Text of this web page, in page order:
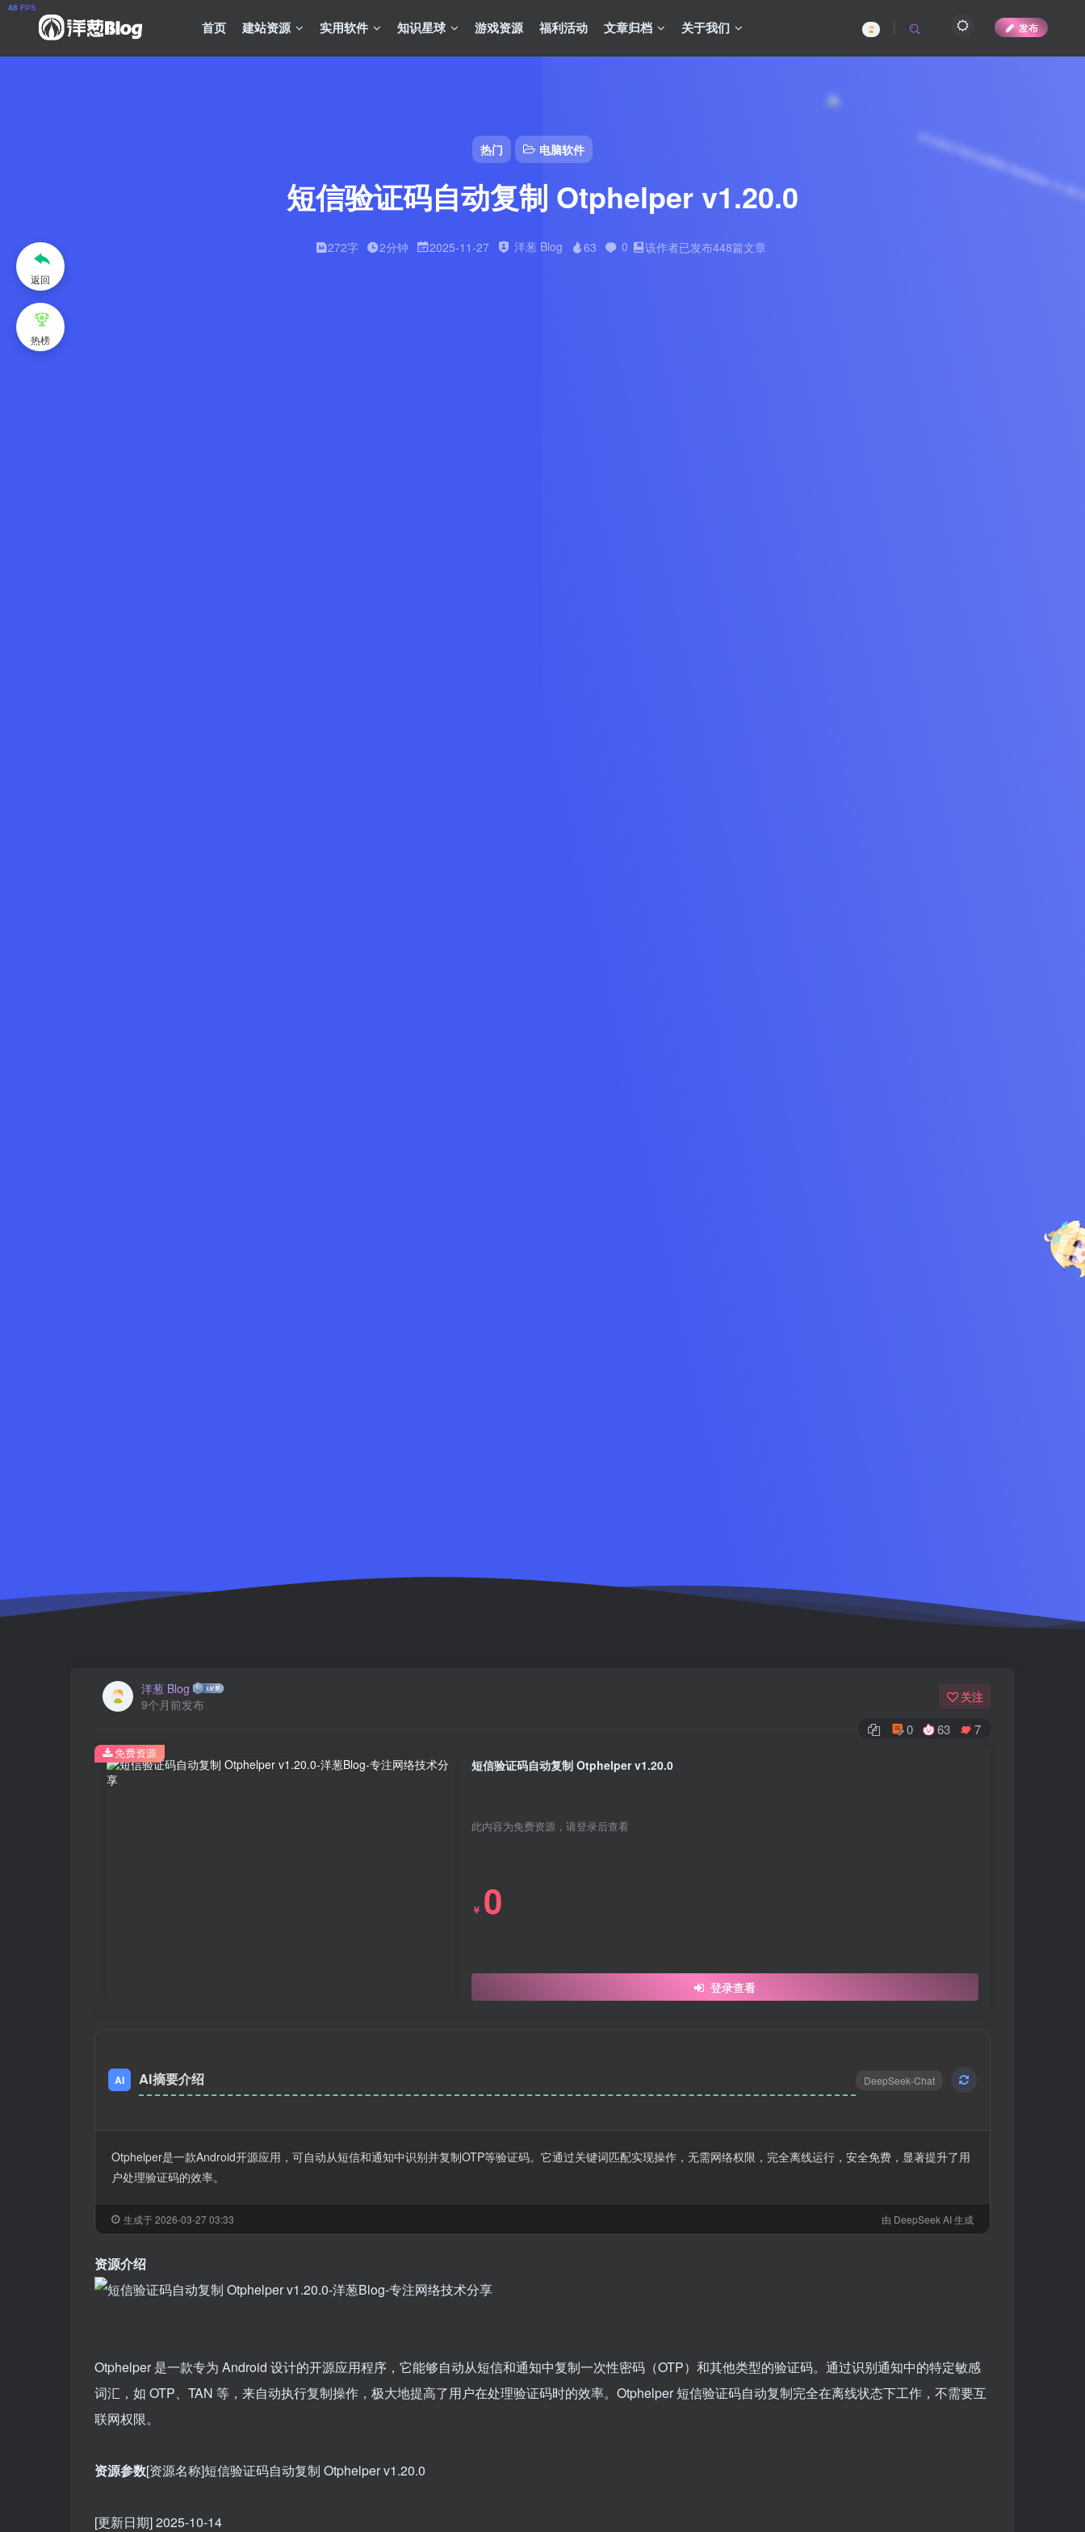
热门 电脑软件
短信验证码自动复制 Otphelper v1.20.0
272字 2分钟 2025-11-27 洋葱 Blog 63 0 该作者已发布448篇文章
首页 建站资源 实用软件 知识星球 游戏资源 福利活动 文章归档 关于我们 发布
洋葱 Blog
9个月前发布
关注
0 63 7
短信验证码自动复制 Otphelper v1.20.0
此内容为免费资源，请登录后查看
￥ 0
登录查看
免费资源
AI AI摘要介绍 DeepSeek-Chat
Otphelper是一款Android开源应用，可自动从短信和通知中识别并复制OTP等验证码。它通过关键词匹配实现操作，无需网络权限，完全离线运行，安全免费，显著提升了用
户处理验证码的效率。
生成于 2026-03-27 03:33 由 DeepSeek AI 生成
资源介绍
Otphelper 是一款专为 Android 设计的开源应用程序，它能够自动从短信和通知中复制一次性密码（OTP）和其他类型的验证码。通过识别通知中的特定敏感
词汇，如 OTP、TAN 等，来自动执行复制操作，极大地提高了用户在处理验证码时的效率。Otphelper 短信验证码自动复制完全在离线状态下工作，不需要互
联网权限。
资源参数[资源名称]短信验证码自动复制 Otphelper v1.20.0
[更新日期] 2025-10-14
返回
热榜